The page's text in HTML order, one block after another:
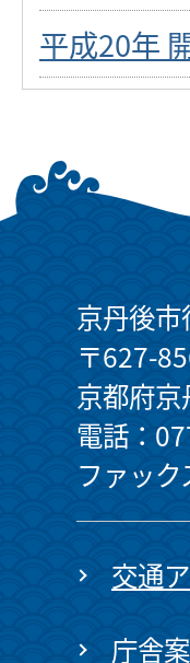
平成20年
京丹後市
〒627-
京都府
電話：
ファッ
交通
庁舎